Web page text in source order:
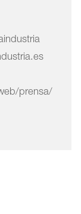
prensa/